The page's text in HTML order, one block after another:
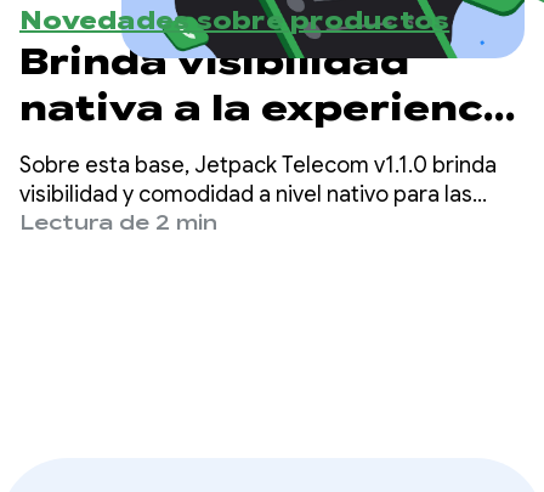
Novedades sobre productos
Brinda visibilidad
nativa a la experiencia
de tu app de VoIP con
la versión alfa más
Sobre esta base, Jetpack Telecom v1.1.0 brinda
visibilidad y comodidad a nivel nativo para las
apps de VoIP de terceros.
Lectura de 2 min